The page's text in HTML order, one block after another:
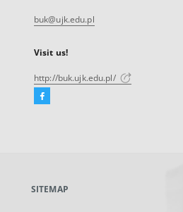
buk@ujk.edu.pl
Visit us!
http://buk.ujk.edu.pl/
Facebook
new
SITEMAP